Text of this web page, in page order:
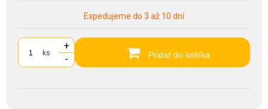
Expedujeme do 3 až 10 dní
ks
+
-
Pridať do košíka